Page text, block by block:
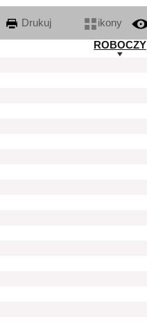
Drukuj ikony
ROBOCZY